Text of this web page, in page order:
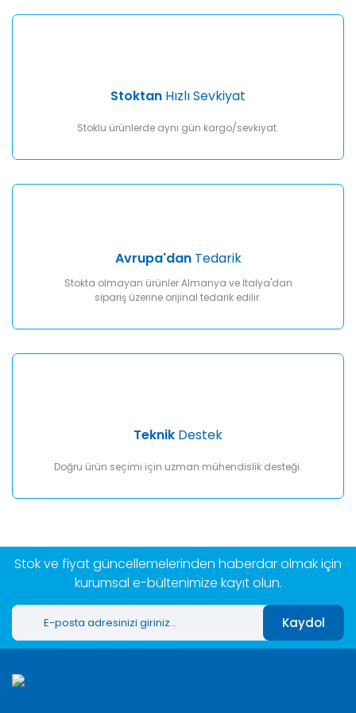
Stoktan Hızlı Sevkiyat
Stoklu ürünlerde aynı gün kargo/sevkiyat.
Avrupa'danTedarik
Stokta olmayan ürünler Almanya ve İtalya'dan
sipariş üzerine orijinal tedarik edilir.
Teknik Destek
Doğru ürün seçimi için uzman mühendislik desteği.
Stok ve fiyat güncellemelerinden haberdar olmak için
kurumsal e-bültenimize kayıt olun.
Kaydol